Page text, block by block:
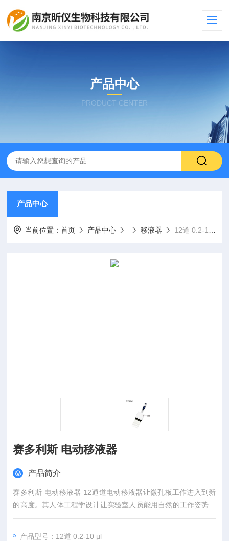
产品中心
PRODUCT CENTER
产品中心
当前位置：首页 产品中心 移液器 12道 0.2-10 µl赛多利斯 电动移液器
赛多利斯 电动移液器
产品简介
赛多利斯 电动移液器 12通道电动移液器让微孔板工作进入到新
的高度。其人体工程学设计让实验室人员能用自然的工作姿势来
舒适地进行工作，减少工作负荷。轻巧的设计和电动吸头弹出设
产品型号：12道 0.2-10 µl